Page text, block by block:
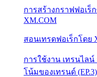
การสร้างกราฟฟอเร็
XM.COM
สอนเทรดฟอเร็กโดย
การใช้งาน เทรนไล
โน้มของเทรนด์